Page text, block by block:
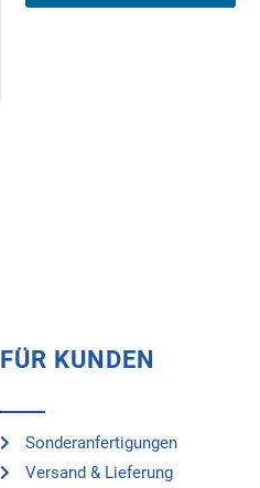
FÜR KUNDEN
Sonderanfertigungen
Versand & Lieferung